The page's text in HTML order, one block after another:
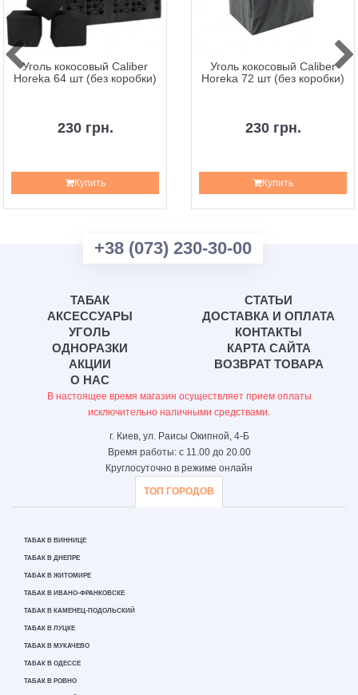
Уголь кокосовый Caliber
Horeka 64 шт (без коробки)
230 грн.
Купить
Уголь кокосовый Caliber
Horeka 72 шт (без коробки)
230 грн.
Купить
+38 (073) 230-30-00
ТАБАК
АКСЕССУАРЫ
УГОЛЬ
ОДНОРАЗКИ
АКЦИИ
О НАС
СТАТЬИ
ДОСТАВКА И ОПЛАТА
КОНТАКТЫ
КАРТА САЙТА
ВОЗВРАТ ТОВАРА
В настоящее время магазин осуществляет прием оплаты
исключительно наличными средствами.
г. Киев, ул. Раисы Окипной, 4-Б
Время работы: с 11.00 до 20.00
Круглосуточно в режиме онлайн
ТОП ГОРОДОВ
ТАБАК В ВИННИЦЕ
ТАБАК В ДНЕПРЕ
ТАБАК В ЖИТОМИРЕ
ТАБАК В ИВАНО-ФРАНКОВСКЕ
ТАБАК В КАМЕНЕЦ-ПОДОЛЬСКИЙ
ТАБАК В ЛУЦКЕ
ТАБАК В МУКАЧЕВО
ТАБАК В ОДЕССЕ
ТАБАК В РОВНО